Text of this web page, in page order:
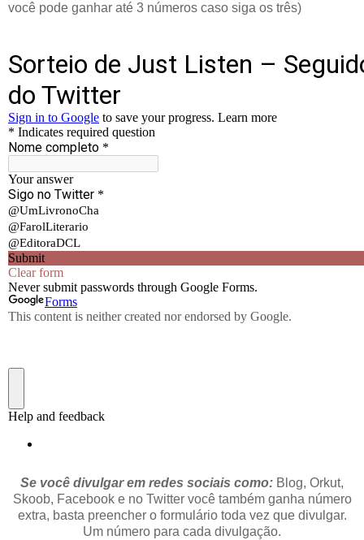
você pode ganhar até 3 números caso siga os três)
Se você divulgar em redes sociais como: Blog, Orkut,
Skoob, Facebook e no Twitter você também ganha número
extra, basta preencher o formulário toda vez que divulgar.
Um número para cada divulgação.